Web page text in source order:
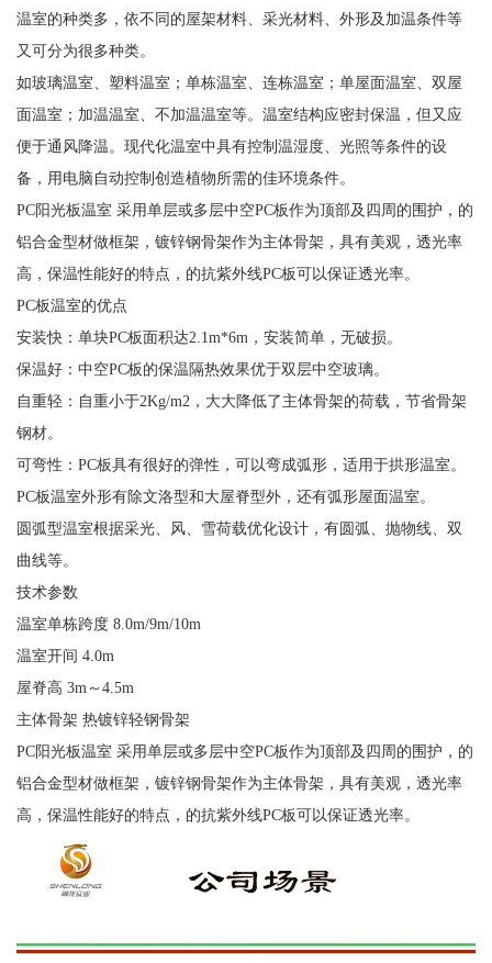
温室的种类多，依不同的屋架材料、采光材料、外形及加温条件等
又可分为很多种类。
如玻璃温室、塑料温室；单栋温室、连栋温室；单屋面温室、双屋
面温室；加温温室、不加温温室等。温室结构应密封保温，但又应
便于通风降温。现代化温室中具有控制温湿度、光照等条件的设
备，用电脑自动控制创造植物所需的佳环境条件。
PC阳光板温室 采用单层或多层中空PC板作为顶部及四周的围护，的
铝合金型材做框架，镀锌钢骨架作为主体骨架，具有美观，透光率
高，保温性能好的特点，的抗紫外线PC板可以保证透光率。
PC板温室的优点
安装快：单块PC板面积达2.1m*6m，安装简单，无破损。
保温好：中空PC板的保温隔热效果优于双层中空玻璃。
自重轻：自重小于2Kg/m2，大大降低了主体骨架的荷载，节省骨架
钢材。
可弯性：PC板具有很好的弹性，可以弯成弧形，适用于拱形温室。
PC板温室外形有除文洛型和大屋脊型外，还有弧形屋面温室。
圆弧型温室根据采光、风、雪荷载优化设计，有圆弧、抛物线、双
曲线等。
技术参数
温室单栋跨度 8.0m/9m/10m
温室开间 4.0m
屋脊高 3m～4.5m
主体骨架 热镀锌轻钢骨架
PC阳光板温室 采用单层或多层中空PC板作为顶部及四周的围护，的
铝合金型材做框架，镀锌钢骨架作为主体骨架，具有美观，透光率
高，保温性能好的特点，的抗紫外线PC板可以保证透光率。